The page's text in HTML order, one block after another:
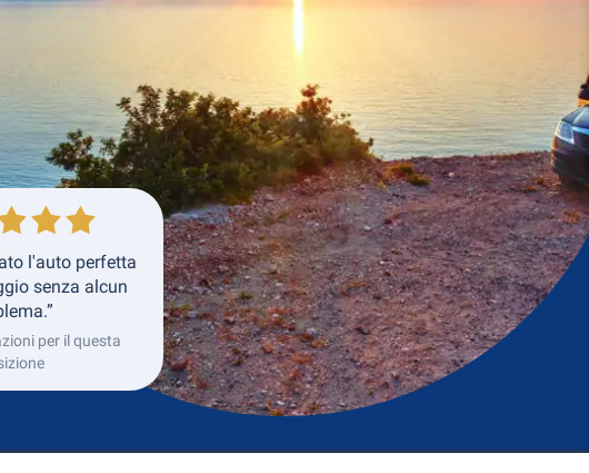
l'auto perfetta
senza alcun
per il questa